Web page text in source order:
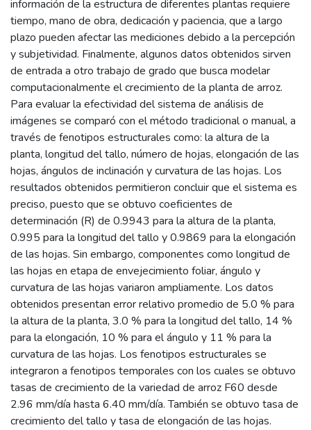
información de la estructura de diferentes plantas requiere
tiempo, mano de obra, dedicación y paciencia, que a largo
plazo pueden afectar las mediciones debido a la percepción
y subjetividad. Finalmente, algunos datos obtenidos sirven
de entrada a otro trabajo de grado que busca modelar
computacionalmente el crecimiento de la planta de arroz.
Para evaluar la efectividad del sistema de análisis de
imágenes se comparó con el método tradicional o manual, a
través de fenotipos estructurales como: la altura de la
planta, longitud del tallo, número de hojas, elongación de las
hojas, ángulos de inclinación y curvatura de las hojas. Los
resultados obtenidos permitieron concluir que el sistema es
preciso, puesto que se obtuvo coeficientes de
determinación (R) de 0.9943 para la altura de la planta,
0.995 para la longitud del tallo y 0.9869 para la elongación
de las hojas. Sin embargo, componentes como longitud de
las hojas en etapa de envejecimiento foliar, ángulo y
curvatura de las hojas variaron ampliamente. Los datos
obtenidos presentan error relativo promedio de 5.0 % para
la altura de la planta, 3.0 % para la longitud del tallo, 14 %
para la elongación, 10 % para el ángulo y 11 % para la
curvatura de las hojas. Los fenotipos estructurales se
integraron a fenotipos temporales con los cuales se obtuvo
tasas de crecimiento de la variedad de arroz F60 desde
2.96 mm/día hasta 6.40 mm/día. También se obtuvo tasa de
crecimiento del tallo y tasa de elongación de las hojas.